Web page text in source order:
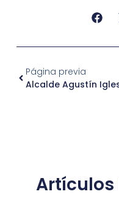
Página previa
Artículos